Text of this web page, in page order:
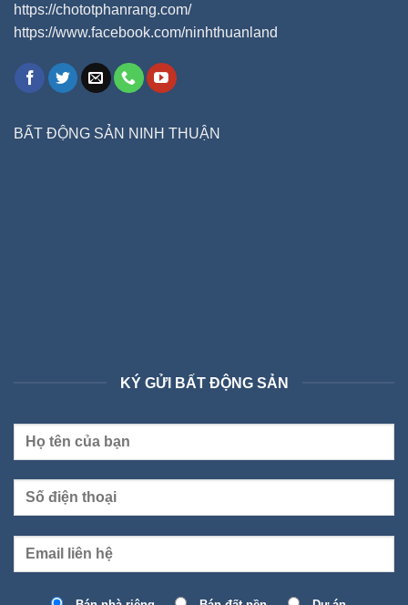
https://chototphanrang.com/
https://www.facebook.com/ninhthuanland
BẤT ĐỘNG SẢN NINH THUẬN
KÝ GỬI BẤT ĐỘNG SẢN